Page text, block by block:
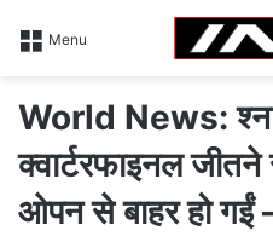
Menu
World News:
क्वार्टरफाइनल
ओपन से बाहर हो